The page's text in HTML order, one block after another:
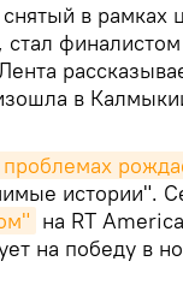
в рамках
, стал
в
проблемах
истории".
на RT
на победу в